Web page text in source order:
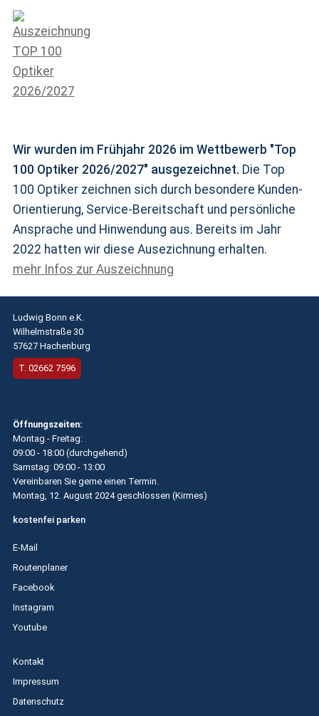
Wir wurden im Frühjahr 2026 im Wettbewerb "Top
100 Optiker 2026/2027" ausgezeichnet. Die Top
100 Optiker zeichnen sich durch besondere Kunden-
Orientierung, Service-Bereitschaft und persönliche
Ansprache und Hinwendung aus. Bereits im Jahr
2022 hatten wir diese Ausezichnung erhalten.
mehr Infos zur Auszeichnung
Ludwig Bonn e.K.
Wilhelmstraße 30
57627 Hachenburg
T. 02662 7596
Öffnungszeiten:
Montag - Freitag:
09:00 - 18:00 (durchgehend)
Samstag: 09:00 - 13:00
Vereinbaren Sie gerne einen Termin.
Montag, 12. August 2024 geschlossen (Kirmes)
kostenfei parken
E-Mail
Routenplaner
Facebook
Instagram
Youtube
Kontakt
Impressum
Datenschutz